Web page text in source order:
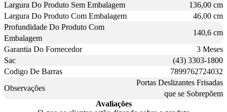
Largura Do Produto Sem Embalagem
136,00 cm
Largura Do Produto Com Embalagem
46,00 cm
Profundidade Do Produto Com
Embalagem
140,6 cm
Garantia Do Fornecedor
3 Meses
Sac
(43) 3303-1800
Codigo De Barras
7899762724032
Observações
Portas Deslizantes Frisadas
que se Sobrepõem
Avaliações